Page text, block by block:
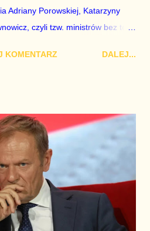
Adriany Porowskiej, Katarzyny
czyli tzw. ministrów bez teki,
już nie uratuje przed klęską w
rządu ciąg zdarzeń. Fotel
ma sens bowiem tylko wtedy,
odejść z funkcji premiera za kilka
Ale to za kilka miesięcy –
i nadziei już dziś. Bez nich, to co
już miało żadnego znaczenia.
finansów zostanie
KOMENTARZ DALEJ...